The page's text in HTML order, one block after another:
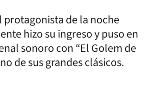
protagonista de la noche
hizo su ingreso y puso en
sonoro con “El Golem de
de sus grandes clásicos.